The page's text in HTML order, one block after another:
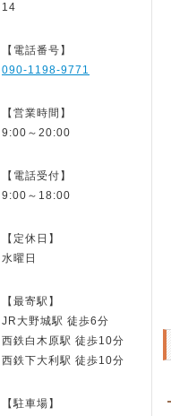
14
【電話番号】
090-1198-9771
【営業時間】
9:00～20:00
【電話受付】
9:00～18:00
【定休日】
水曜日
【最寄駅】
JR大野城駅 徒歩6分
西鉄白木原駅 徒歩10分
西鉄下大利駅 徒歩10分
【駐車場】